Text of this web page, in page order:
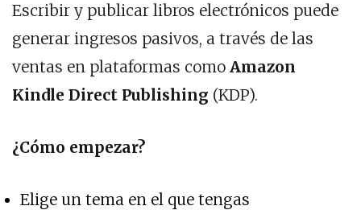
Escribir y publicar libros electrónicos puede
generar ingresos pasivos, a través de las
ventas en plataformas como Amazon
Kindle Direct Publishing (KDP).
¿Cómo empezar?
Elige un tema en el que tengas